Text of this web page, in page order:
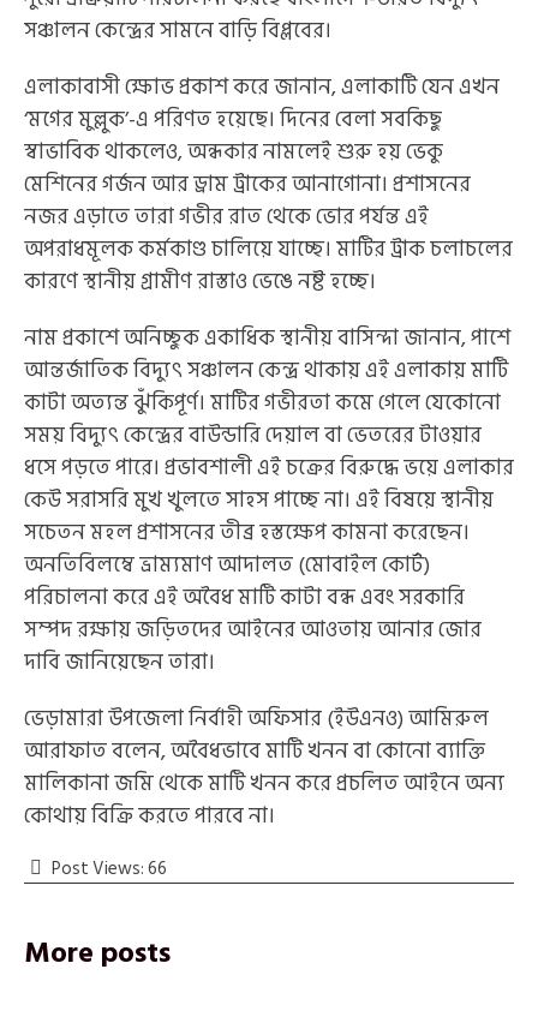
সঞ্চালন কেন্দ্রের সামনে বাড়ি বিপ্লবের।
‎এলাকাবাসী ক্ষোভ প্রকাশ করে জানান, এলাকাটি যেন এখন
‘মগের মুল্লুক’-এ পরিণত হয়েছে। দিনের বেলা সবকিছু
স্বাভাবিক থাকলেও, অন্ধকার নামলেই শুরু হয় ভেকু
মেশিনের গর্জন আর ড্রাম ট্রাকের আনাগোনা। প্রশাসনের
নজর এড়াতে তারা গভীর রাত থেকে ভোর পর্যন্ত এই
অপরাধমূলক কর্মকাণ্ড চালিয়ে যাচ্ছে। মাটির ট্রাক চলাচলের
কারণে স্থানীয় গ্রামীণ রাস্তাও ভেঙে নষ্ট হচ্ছে।
‎নাম প্রকাশে অনিচ্ছুক একাধিক স্থানীয় বাসিন্দা জানান, পাশে
আন্তর্জাতিক বিদ্যুৎ সঞ্চালন কেন্দ্র থাকায় এই এলাকায় মাটি
কাটা অত্যন্ত ঝুঁকিপূর্ণ। মাটির গভীরতা কমে গেলে যেকোনো
সময় বিদ্যুৎ কেন্দ্রের বাউন্ডারি দেয়াল বা ভেতরের টাওয়ার
ধসে পড়তে পারে। প্রভাবশালী এই চক্রের বিরুদ্ধে ভয়ে এলাকার
কেউ সরাসরি মুখ খুলতে সাহস পাচ্ছে না। এই বিষয়ে স্থানীয়
সচেতন মহল প্রশাসনের তীব্র হস্তক্ষেপ কামনা করেছেন।
অনতিবিলম্বে ভ্রাম্যমাণ আদালত (মোবাইল কোর্ট)
পরিচালনা করে এই অবৈধ মাটি কাটা বন্ধ এবং সরকারি
সম্পদ রক্ষায় জড়িতদের আইনের আওতায় আনার জোর
দাবি জানিয়েছেন তারা।
‎ভেড়ামারা উপজেলা নির্বাহী অফিসার (ইউএনও) আমিরুল
আরাফাত বলেন, অবৈধভাবে মাটি খনন বা কোনো ব্যাক্তি
মালিকানা জমি থেকে মাটি খনন করে প্রচলিত আইনে অন্য
কোথায় বিক্রি করতে পারবে না।
Post Views:66
More posts